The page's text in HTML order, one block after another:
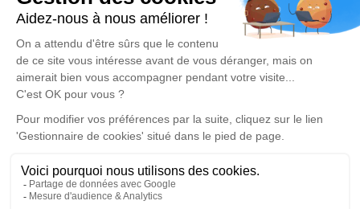
4.7/5 – 20 avis
Pompes Funèbres Blachon Valon
04 22 67 54 90
blachon.valon@orange.fr
3, Rue du 11 Novembre – 43210 – Bas-en-Basset
5/5 – 35 avis
Organiser des obsèques
Monuments funéraires
Avis de décès